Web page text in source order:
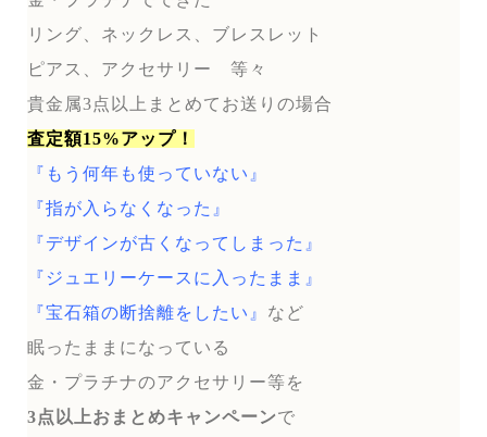
リング、ネックレス、ブレスレット
ピアス、アクセサリー 等々
貴金属3点以上まとめてお送りの場合
査定額15%アップ！
『もう何年も使っていない』
『指が入らなくなった』
『デザインが古くなってしまった』
『ジュエリーケースに入ったまま』
『宝石箱の断捨離をしたい』 など
眠ったままになっている
金・プラチナのアクセサリー等を
3点以上おまとめキャンペーンで